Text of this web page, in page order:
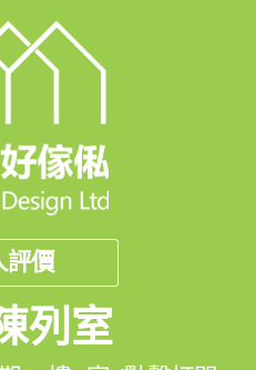
評價
列室